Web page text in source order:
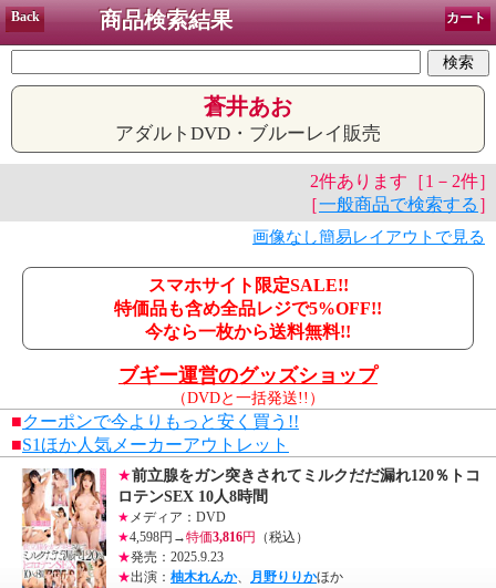
Back 商品検索結果 カート
蒼井あお
アダルトDVD・ブルーレイ販売
2件あります［1－2件］
［一般商品で検索する ］
画像なし簡易レイアウトで見る
スマホサイト限定SALE!!
特価品も含め全品レジで5%OFF!!
今なら一枚から送料無料!!
ブギー運営のグッズショップ
（DVDと一括発送!!）
■クーポンで今よりもっと安く買う!!
■S1ほか人気メーカーアウトレット
★前立腺をガン突きされてミルクだだ漏れ120％トコ
ロテンSEX 10人8時間
★ メディア：DVD
★4,598円→特価3,816円
（税込）
★発売：2025.9.23
★出演： 柚木れんか、 月野りりかほか